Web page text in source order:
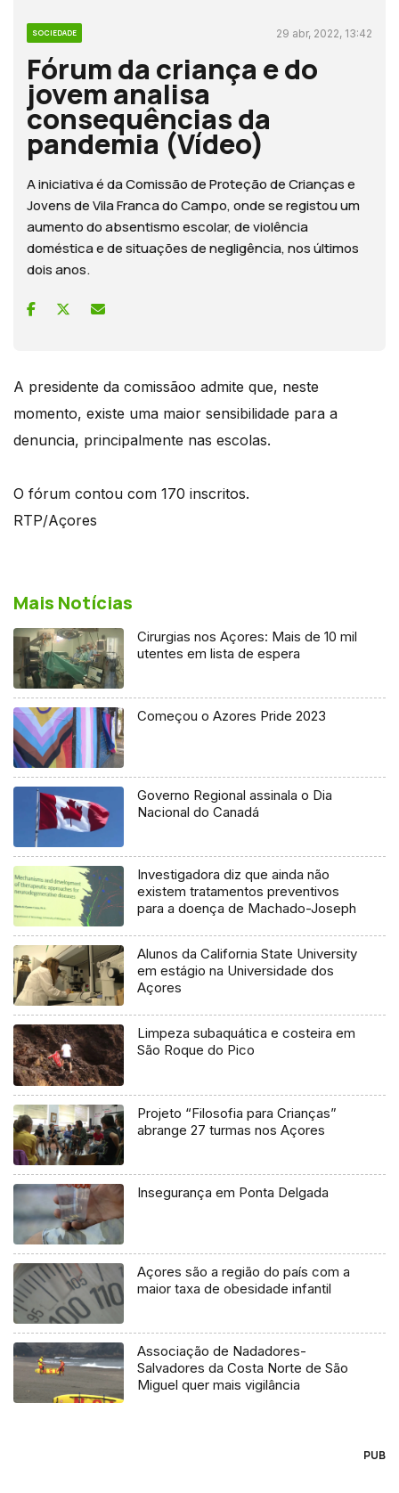
SOCIEDADE 29 abr, 2022, 13:42
Fórum da criança e do
jovem analisa
consequências da
pandemia (Vídeo)
A iniciativa é da Comissão de Proteção de Crianças e
Jovens de Vila Franca do Campo, onde se registou um
aumento do absentismo escolar, de violência
doméstica e de situações de negligência, nos últimos
dois anos.
A presidente da comissãoo admite que, neste
momento, existe uma maior sensibilidade para a
denuncia, principalmente nas escolas.
O fórum contou com 170 inscritos.
RTP/Açores
Mais Notícias
Cirurgias nos Açores: Mais de 10 mil
utentes em lista de espera
Começou o Azores Pride 2023
Governo Regional assinala o Dia
Nacional do Canadá
Investigadora diz que ainda não
existem tratamentos preventivos
para a doença de Machado-Joseph
Alunos da California State University
em estágio na Universidade dos
Açores
Limpeza subaquática e costeira em
São Roque do Pico
Projeto “Filosofia para Crianças”
abrange 27 turmas nos Açores
Insegurança em Ponta Delgada
Açores são a região do país com a
maior taxa de obesidade infantil
Associação de Nadadores-
Salvadores da Costa Norte de São
Miguel quer mais vigilância
PUB